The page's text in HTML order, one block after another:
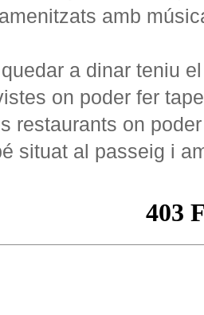
amb
a dinar teniu
on poder fer
restaurants on
situat al passeig i